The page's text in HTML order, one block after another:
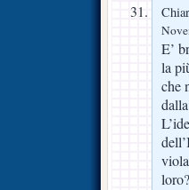
E’
la
che